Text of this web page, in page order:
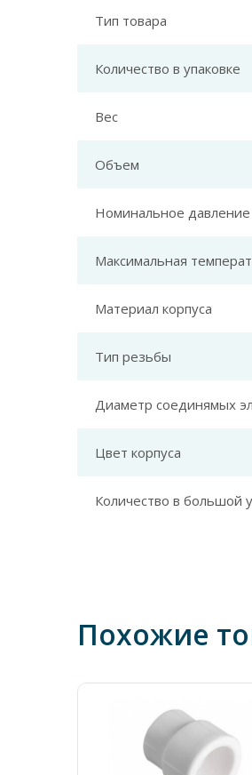
Тип товара
Количество в упаковке
Вес
Объем
Номинальное
Максимальная
Материал корпуса
Тип резьбы
Диаметр соединямых
Цвет корпуса
Количество в большой
Похожие